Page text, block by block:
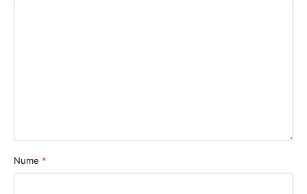
Nume *